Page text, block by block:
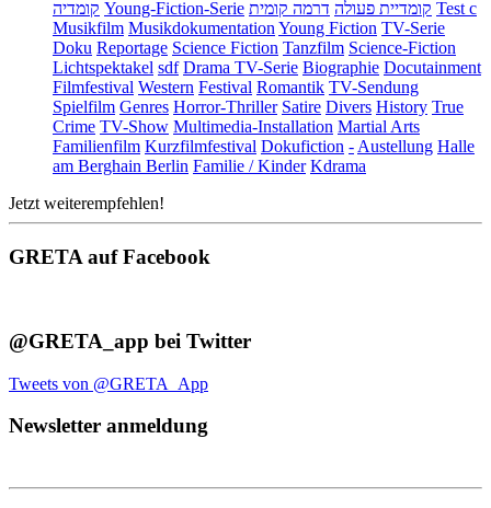
קומדיה Young-Fiction-Serie קומדיית פעולה דרמה קומית
Test c
Musikfilm Musikdokumentation Young Fiction TV-Serie
Doku Reportage Science Fiction Tanzfilm Science-Fiction
Lichtspektakel sdf Drama TV-Serie Biographie Docutainment
Filmfestival Western Festival Romantik TV-Sendung
Spielfilm Genres Horror-Thriller Satire Divers History True
Crime TV-Show Multimedia-Installation Martial Arts
Familienfilm Kurzfilmfestival Dokufiction - Austellung Halle
am Berghain Berlin Familie / Kinder Kdrama
Jetzt weiterempfehlen!
GRETA auf Facebook
@GRETA_app bei Twitter
Tweets von @GRETA_App
Newsletter anmeldung